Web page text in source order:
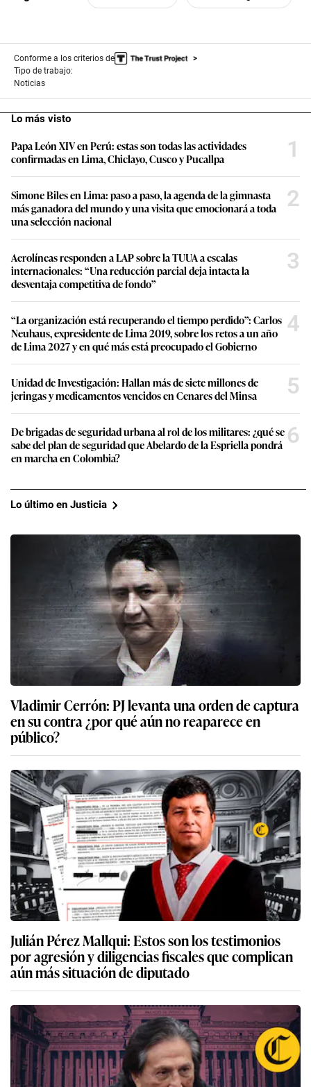
Conforme a los criterios de
Tipo de trabajo:
Noticias
Lo más visto
Papa León XIV en Perú: estas son todas las actividades
confirmadas en Lima, Chiclayo, Cusco y Pucallpa
1
Simone Biles en Lima: paso a paso, la agenda de la gimnasta
más ganadora del mundo y una visita que emocionará a toda
una selección nacional
2
Aerolíneas responden a LAP sobre la TUUA a escalas
internacionales: “Una reducción parcial deja intacta la
desventaja competitiva de fondo”
3
“La organización está recuperando el tiempo perdido”: Carlos
Neuhaus, expresidente de Lima 2019, sobre los retos a un año
de Lima 2027 y en qué más está preocupado el Gobierno
4
Unidad de Investigación: Hallan más de siete millones de
jeringas y medicamentos vencidos en Cenares del Minsa
5
De brigadas de seguridad urbana al rol de los militares: ¿qué se
sabe del plan de seguridad que Abelardo de la Espriella pondrá
en marcha en Colombia?
6
Lo último en Justicia
Vladimir Cerrón: PJ levanta una orden de captura
en su contra ¿por qué aún no reaparece en
público?
Julián Pérez Mallqui: Estos son los testimonios
por agresión y diligencias fiscales que complican
aún más situación de diputado